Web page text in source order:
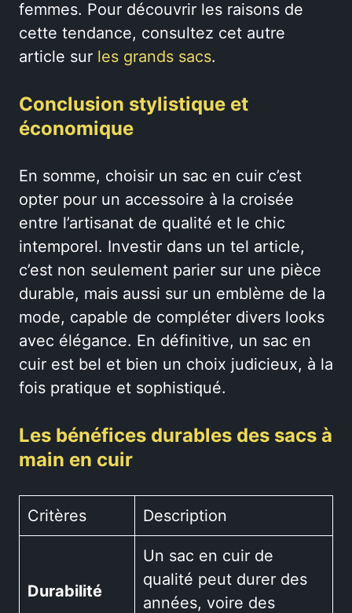
femmes. Pour découvrir les raisons de
cette tendance, consultez cet autre
article sur les grands sacs.
Conclusion stylistique et
économique
En somme, choisir un sac en cuir c’est
opter pour un accessoire à la croisée
entre l’artisanat de qualité et le chic
intemporel. Investir dans un tel article,
c’est non seulement parier sur une pièce
durable, mais aussi sur un emblème de la
mode, capable de compléter divers looks
avec élégance. En définitive, un sac en
cuir est bel et bien un choix judicieux, à la
fois pratique et sophistiqué.
Les bénéfices durables des sacs à
main en cuir
Critères Description
Durabilité
Un sac en cuir de
qualité peut durer des
années, voire des